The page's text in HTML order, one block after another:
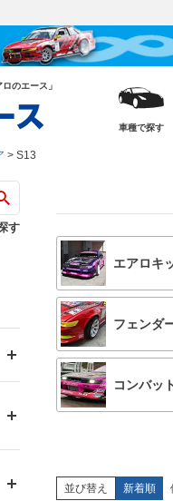
のエース」
車種で探す
S13
す
エアロキ
フェンダ
コンバッ
並び替え 新着順